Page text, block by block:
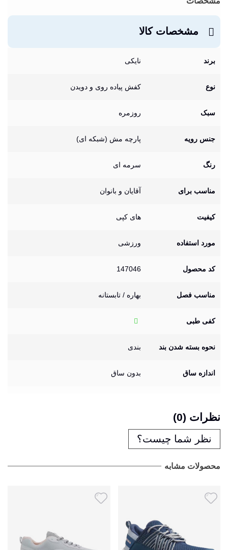
مشخصات کالا
برند نایکی
نوع کفش پیاده روی و دویدن
سبک روزمره
جنس رویه پارچه مش (شبکه ای)
رنگ سرمه ای
مناسب برای آقایان و بانوان
کیفیت های کپی
مورد استفاده ورزشی
کد محصول 147046
مناسب فصل بهاره / تابستانه
کفی طبی
نحوه بسته شدن بند بندی
اندازه ساق بدون ساق
نظرات (0)
نظر شما چیست؟
محصولات مشابه